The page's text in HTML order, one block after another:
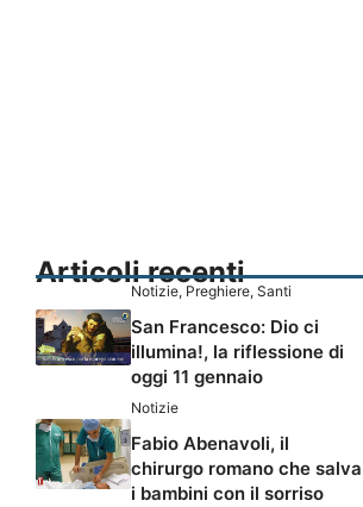
Articoli recenti
Notizie, Preghiere, Santi
San Francesco: Dio ci
illumina!, la riflessione di
oggi 11 gennaio
Notizie
Fabio Abenavoli, il
chirurgo romano che salva
i bambini con il sorriso